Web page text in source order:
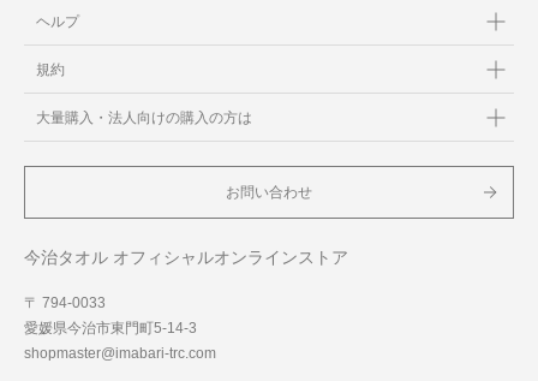
ヘルプ
規約
大量購入・法人向けの購入の方は
お問い合わせ
今治タオル オフィシャルオンラインストア
〒 794-0033
愛媛県今治市東門町5-14-3
shopmaster@imabari-trc.com